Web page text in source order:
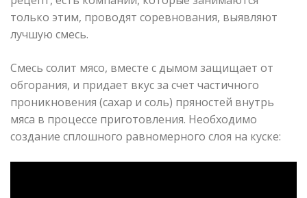
только этим, проводят соревнования, выявляют
лучшую смесь.
Смесь солит мясо, вместе с дымом защищает от
обгорания, и придает вкус за счет частичного
проникновения (сахар и соль) пряностей внутрь
мяса в процессе приготовления. Необходимо
создание сплошного равномерного слоя на куске: